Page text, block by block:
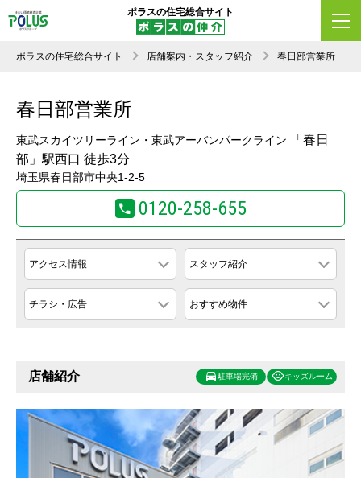
ポラスの住宅総合サイト
ポラスの住宅総合サイト 店舗案内・スタッフ紹介 春日部営業所
春日部営業所
東武スカイツリーライン・東武アーバンパークライン
「春日
部」駅西口 徒歩3分
埼玉県春日部市中央1-2-5
0120-258-655
アクセス情報 スタッフ紹介
チラシ・広告 おすすめ物件
店舗紹介 駐車場完備 キッズルーム